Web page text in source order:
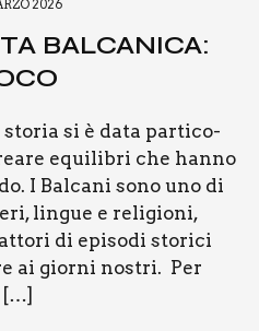
2026
BAL­CA­NI­CA:
sto­ria si è data par­ti­co­
equi­li­bri che han­no
I Bal­ca­ni sono uno di
lin­gue e reli­gio­ni,
di epi­so­di sto­ri­ci
ai gior­ni nostri. Per
[…]